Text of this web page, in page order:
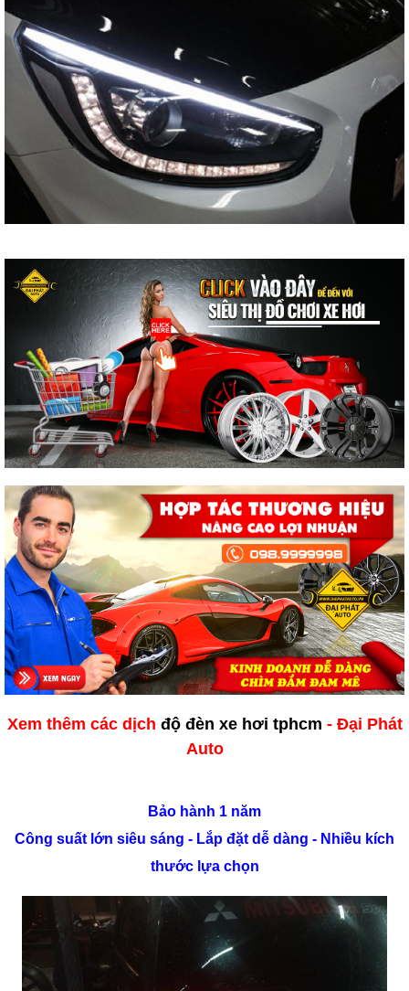
Xem thêm các dịch độ đèn xe hơi tphcm - Đại Phát
Auto
Bảo hành 1 năm
Công suất lớn siêu sáng - Lắp đặt dễ dàng - Nhiều kích
thước lựa chọn